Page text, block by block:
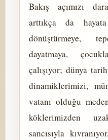
Bakış açımızı
arttıkça da
dönüştürmeye,
dayatmaya,
çalışıyor; dünya
dinamiklerimizi,
vatanı olduğu
köklerimizden
sancısıyla